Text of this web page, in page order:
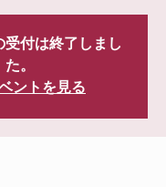
受付は終了しまし
た。
ントを見る